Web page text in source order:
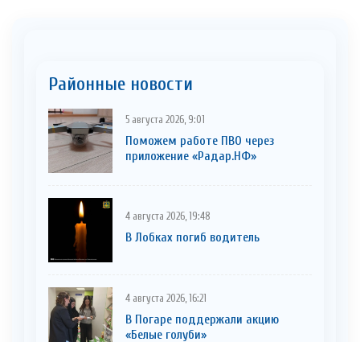
Районные новости
5 августа 2026, 9:01
Поможем работе ПВО через
приложение «Радар.НФ»
4 августа 2026, 19:48
В Лобках погиб водитель
4 августа 2026, 16:21
В Погаре поддержали акцию
«Белые голуби»